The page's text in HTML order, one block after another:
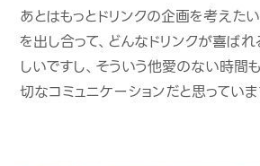
あとはもっとドリンクの企画を考えた
を出し合って、どんなドリンクが喜ば
しいですし、そういう他愛のない時間
切なコミュニケーションだと思っていま